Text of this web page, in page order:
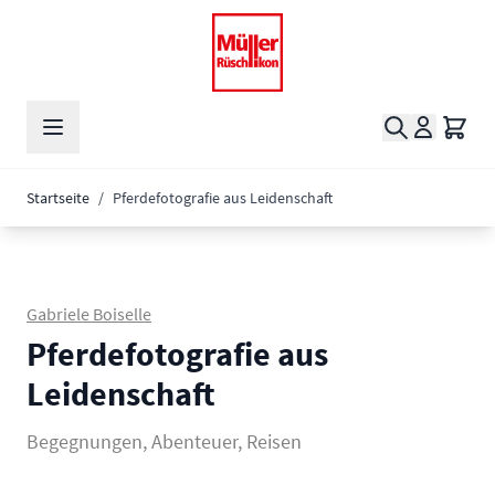
Suche
Startseite / Pferdefotografie aus Leidenschaft
Gabriele Boiselle
Pferdefotografie aus
Leidenschaft
Begegnungen, Abenteuer, Reisen